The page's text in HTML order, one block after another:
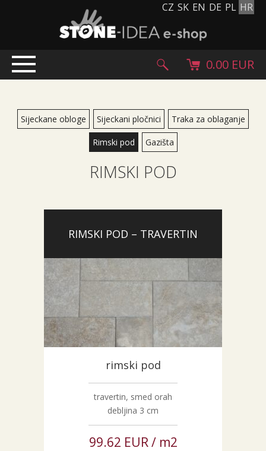
CZ SK EN DE PL HR
PROIZVODI
Kameni pločnici i pločice
Oblutci, gromada i granulat
Kameni proizvodi
Creative Floor
Terazzo
NARUDŽBE PO MJERI
O NAMA
NOVI PROIZVODI
SHOWROOM
0.00 EUR
Sijeckane obloge Sijeckani pločnici Traka za oblaganje
Rimski pod Gazišta
RIMSKI POD
RIMSKI POD – TRAVERTIN
rimski pod
travertin, smed orah
debljina 3 cm
99.62 EUR / m2